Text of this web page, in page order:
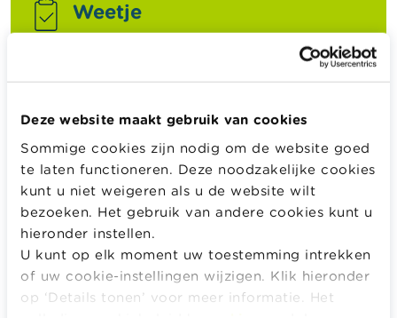
Deze website maakt gebruik van cookies
Sommige cookies zijn nodig om de website goed
te laten functioneren. Deze noodzakelijke cookies
kunt u niet weigeren als u de website wilt
bezoeken. Het gebruik van andere cookies kunt u
hieronder instellen.
U kunt op elk moment uw toestemming intrekken
of uw cookie-instellingen wijzigen. Klik hieronder
op ‘Details tonen’ voor meer informatie. Het
Weetje
Een overdracht zonder fiscale bestraffing kan
pensioenspaarverzekering naar
Is het mogelijk om bij een
pensioenspaarfonds van een
dynamisch naar een defensief profiel
over te stappen, of omgekeerd?